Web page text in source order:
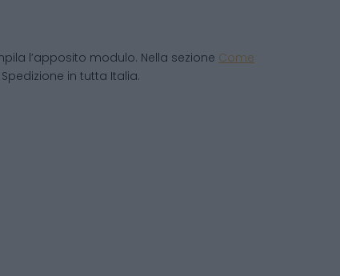
l’apposito modulo. Nella sezione Come
in tutta Italia.